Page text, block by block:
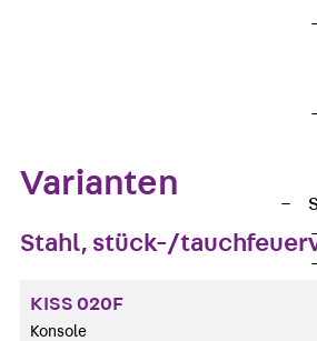
Varianten
Stahl, stück-/
KISS 020F
Konsole